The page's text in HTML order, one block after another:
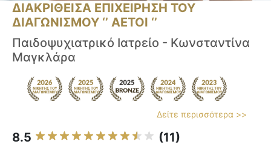
ΔΙΑΚΡΙΘΕΙΣΑ ΕΠΙΧΕΙΡΗΣΗ ΤΟΥ
ΔΙΑΓΩΝΙΣΜΟΥ ‘’ ΑΕΤΟΙ ‘’
Παιδοψυχιατρικό Ιατρείο - Κωνσταντίνα
Μαγκλάρα
Δείτε περισσότερα >>
8.5 (11)